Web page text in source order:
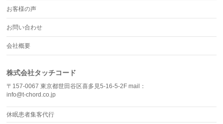
お客様の声
お問い合わせ
会社概要
株式会社タッチコード
〒157-0067 東京都世田谷区喜多見5-16-5-2F mail：
info@t-chord.co.jp
休眠患者集客代行